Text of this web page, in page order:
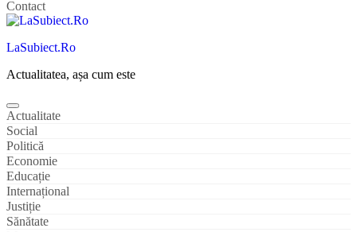
Contact
LaSubiect.Ro
Actualitatea, așa cum este
Actualitate
Social
Politică
Economie
Educație
Internațional
Justiție
Sănătate